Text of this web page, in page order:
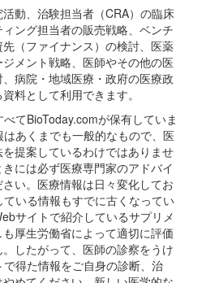
動、治験担当者（CRA）の臨床
ング担当者の販売戦略、ベンチ
（ファイナンス）の検討、医薬
メント戦略、医師やその他の医
病院・地域医療・政府の医療政
料として利用できます。
てBioToday.comが保有していま
あくまでも一般的なもので、医
提案しているわけではありませ
には必ず医療専門家のアドバイ
い。医療情報は日々変化してお
いる情報もすでに古くなってい
サイトで紹介しているサプリメ
厚生労働省によって適切に評価
したがって、医師の診察をうけ
得た情報をご自身の診断、治